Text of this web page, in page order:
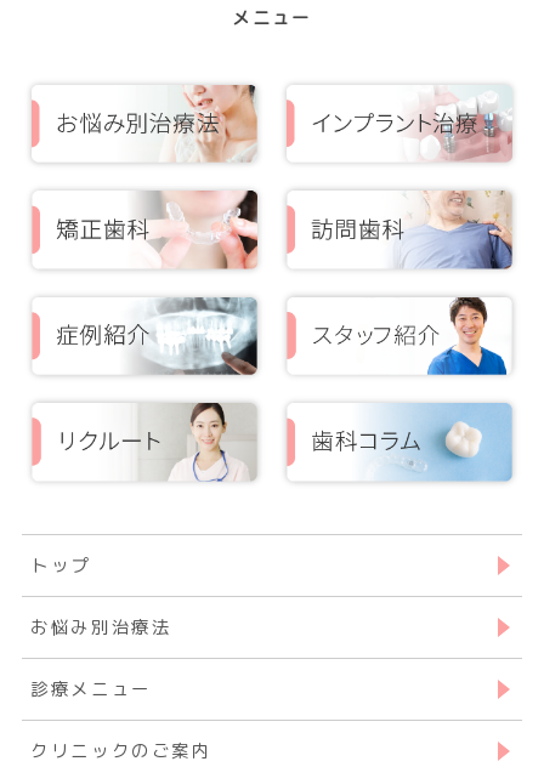
メニュー
トップ
お悩み別治療法
診療メニュー
クリニックのご案内